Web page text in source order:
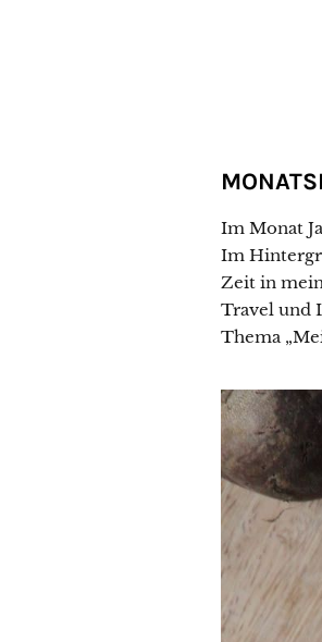
Im Monat
Im
Zeit in
Travel und
Thema